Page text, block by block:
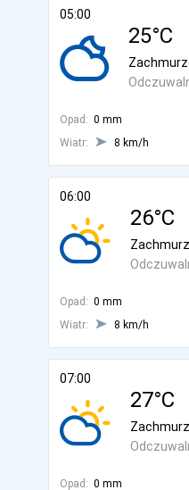
05:00
25°C
Opad: 0 mm
Wiatr:
8 km/h
06:00
26°C
Opad: 0 mm
Wiatr:
8 km/h
07:00
27°C
Opad: 0 mm